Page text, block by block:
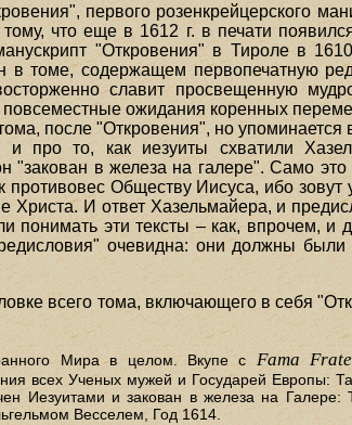
первого розенкрейцерского
что еще в 1612 г. в печати
"Откровения" в Тироле в
в томе, содержащем первопечатную
славит просвещенную
ожидания коренных
после "Откровения", но
и про то, как иезуиты схватили
"закован в железа на галере". Само
Обществу Иисуса, ибо зовут
Христа. И ответ Хазельмайера, и
понимать эти тексты – как, впрочем, и
очевидна: они должны были
всего тома, включающего в себя
Мира в целом. Вкупе с Fama
всех Ученых мужей и Государей Европы:
Иезуитами и закован в железа на
Весселем, Год 1614.